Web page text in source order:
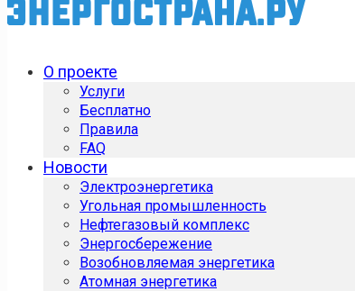
О проекте
Услуги
Бесплатно
Правила
FAQ
Новости
Электроэнергетика
Угольная промышленность
Нефтегазовый комплекс
Энергосбережение
Возобновляемая энергетика
Атомная энергетика